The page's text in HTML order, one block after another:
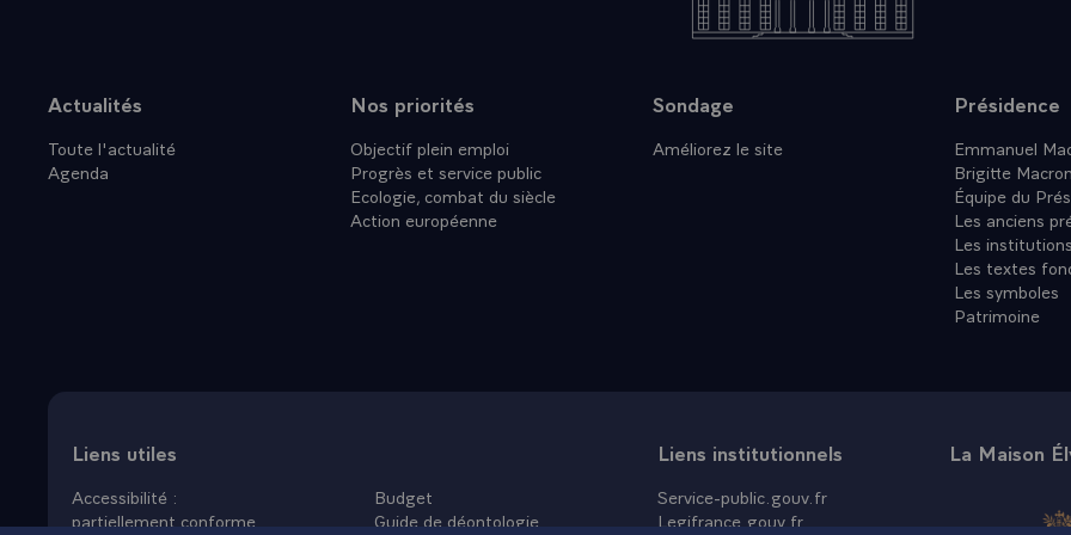
Plan du site
Actualités
Toute l'actualité
Agenda
Nos priorités
Objectif plein emploi
Progrès et service public
Ecologie, combat du siècle
Action européenne
Sondage
Améliorez le site
Présidence
Emmanuel
Brigitte
Équipe du
Les anciens
Les
Les textes
Les symboles
Patrimoine
Liens utiles
Accessibilité :
partiellement conforme
Budget
Guide de déontologie
Liens institutionnels
Service-public.gouv.fr
Legifrance.gouv.fr
La Maison